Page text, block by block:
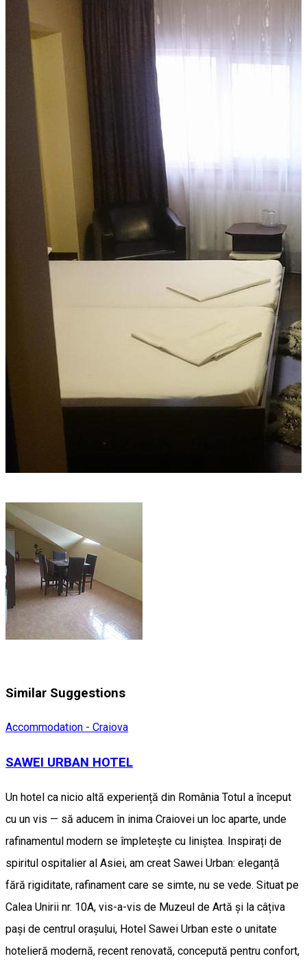
Similar Suggestions
Accommodation - Craiova
SAWEI URBAN HOTEL
Un hotel ca nicio altă experiență din România Totul a început
cu un vis — să aducem în inima Craiovei un loc aparte, unde
rafinamentul modern se împletește cu liniștea. Inspirați de
spiritul ospitalier al Asiei, am creat Sawei Urban: eleganță
fără rigiditate, rafinament care se simte, nu se vede. Situat pe
Calea Unirii nr. 10A, vis-a-vis de Muzeul de Artă și la câțiva
pași de centrul orașului, Hotel Sawei Urban este o unitate
hotelieră modernă, recent renovată, concepută pentru confort,